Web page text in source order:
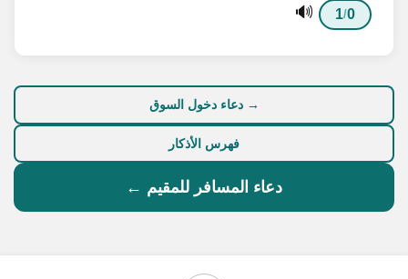
0
/
1
🔊
→ دعاء دخول السوق
فهرس الأذكار
دعاء المسافر للمقيم ←